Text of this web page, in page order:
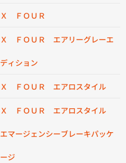
Ｘ ＦＯＵＲ
Ｘ ＦＯＵＲ エアリーグレーエ
ディション
Ｘ ＦＯＵＲ エアロスタイル
Ｘ ＦＯＵＲ エアロスタイル
エマージェンシーブレーキパッケ
ージ